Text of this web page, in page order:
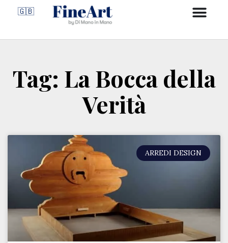
🇬🇧
Tag: La Bocca della
Verità
ARREDI DESIGN